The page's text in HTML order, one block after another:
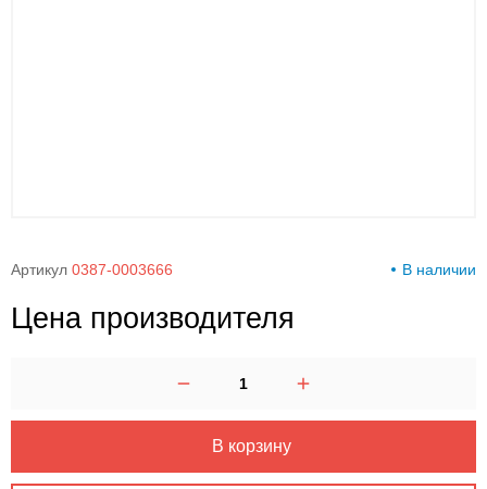
Артикул 0387-0003666 В наличии
Цена производителя
В корзину